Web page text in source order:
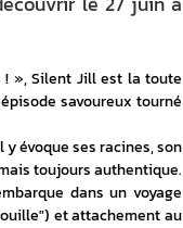
», Silent Jill est la toute
savoureux tourné
évoque ses racines, son
toujours authentique.
dans un voyage
et attachement au